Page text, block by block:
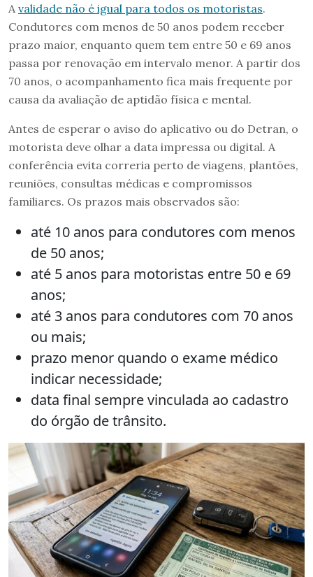
A validade não é igual para todos os motoristas.
Condutores com menos de 50 anos podem receber
prazo maior, enquanto quem tem entre 50 e 69 anos
passa por renovação em intervalo menor. A partir dos
70 anos, o acompanhamento fica mais frequente por
causa da avaliação de aptidão física e mental.
Antes de esperar o aviso do aplicativo ou do Detran, o
motorista deve olhar a data impressa ou digital. A
conferência evita correria perto de viagens, plantões,
reuniões, consultas médicas e compromissos
familiares. Os prazos mais observados são:
até 10 anos para condutores com menos
de 50 anos;
até 5 anos para motoristas entre 50 e 69
anos;
até 3 anos para condutores com 70 anos
ou mais;
prazo menor quando o exame médico
indicar necessidade;
data final sempre vinculada ao cadastro
do órgão de trânsito.